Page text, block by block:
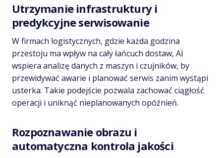
Utrzymanie infrastruktury i
predykcyjne serwisowanie
W firmach logistycznych, gdzie każda godzina
przestoju ma wpływ na cały łańcuch dostaw, AI
wspiera analizę danych z maszyn i czujników, by
przewidywać awarie i planować serwis zanim wystąpi
usterka. Takie podejście pozwala zachować ciągłość
operacji i uniknąć nieplanowanych opóźnień.
Rozpoznawanie obrazu i
automatyczna kontrola jakości